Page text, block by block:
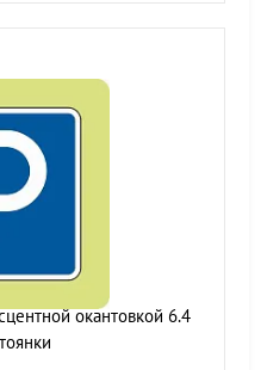
окантовкой 6.4